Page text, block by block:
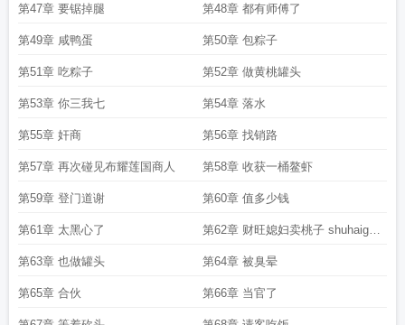
第47章 要锯掉腿 第48章 都有师傅了
第49章 咸鸭蛋 第50章 包粽子
第51章 吃粽子 第52章 做黄桃罐头
第53章 你三我七 第54章 落水
第55章 奸商 第56章 找销路
第57章 再次碰见布耀莲国商人 第58章 收获一桶鳌虾
第59章 登门道谢 第60章 值多少钱
第61章 太黑心了 第62章 财旺媳妇卖桃子 shuhaige
net
第63章 也做罐头 第64章 被臭晕
第65章 合伙 第66章 当官了